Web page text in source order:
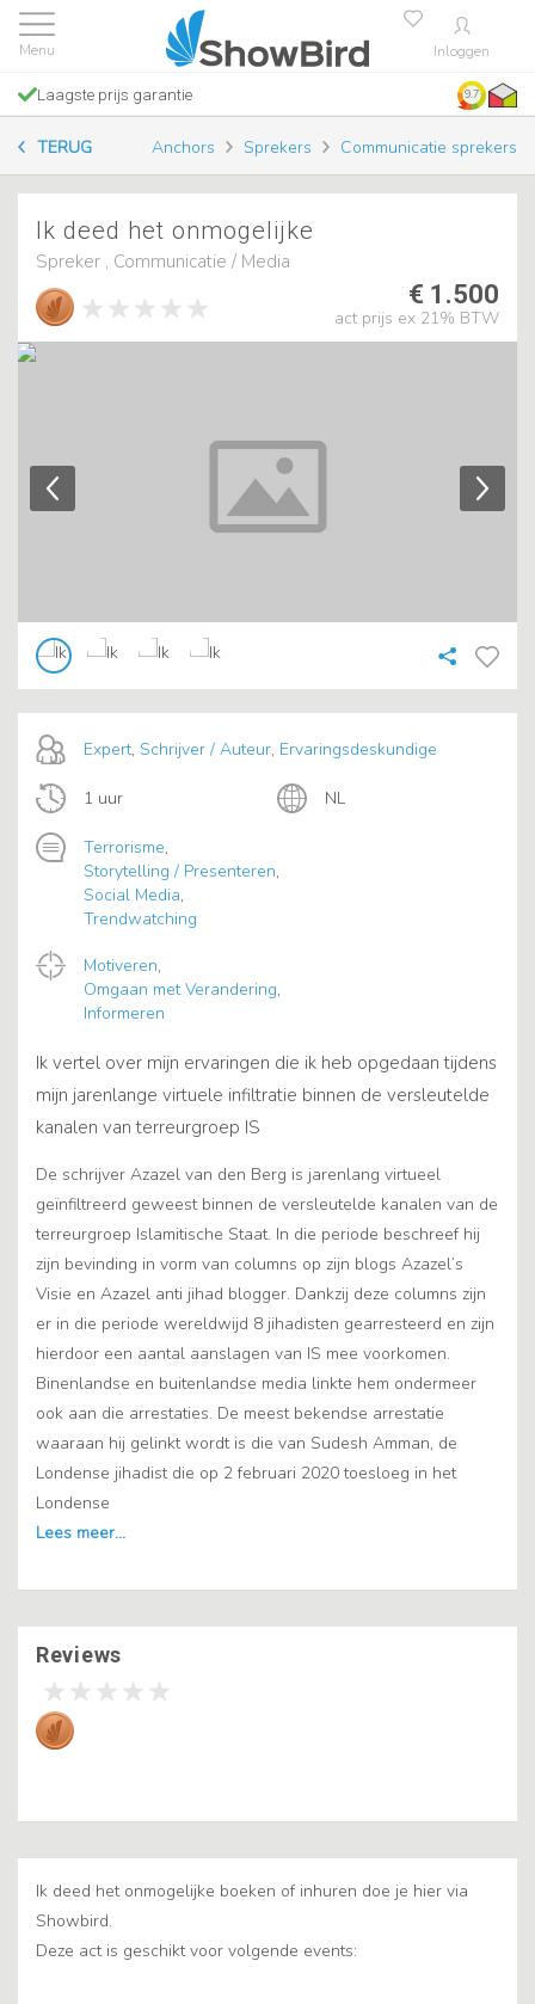
Inloggen
Laagste prijs garantie 9.7
TERUG Anchors Sprekers Communicatie sprekers
Ik deed het onmogelijke
Spreker , Communicatie / Media
€ 1.500
act prijs ex 21% BTW
Expert, Schrijver / Auteur, Ervaringsdeskundige
1 uur NL
Terrorisme,
Storytelling / Presenteren,
Social Media,
Trendwatching
Motiveren,
Omgaan met Verandering,
Informeren
Ik vertel over mijn ervaringen die ik heb opgedaan tijdens
mijn jarenlange virtuele infiltratie binnen de versleutelde
kanalen van terreurgroep IS
De schrijver Azazel van den Berg is jarenlang virtueel
geïnfiltreerd geweest binnen de versleutelde kanalen van de
terreurgroep Islamitische Staat. In die periode beschreef hij
zijn bevinding in vorm van columns op zijn blogs Azazel’s
Visie en Azazel anti jihad blogger. Dankzij deze columns zijn
er in die periode wereldwijd 8 jihadisten gearresteerd en zijn
hierdoor een aantal aanslagen van IS mee voorkomen.
Binenlandse en buitenlandse media linkte hem ondermeer
ook aan die arrestaties. De meest bekendse arrestatie
waaraan hij gelinkt wordt is die van Sudesh Amman, de
Londense jihadist die op 2 februari 2020 toesloeg in het
Londense
Reviews
Ik deed het onmogelijke boeken of inhuren doe je hier via
Showbird.
Deze act is geschikt voor volgende events: